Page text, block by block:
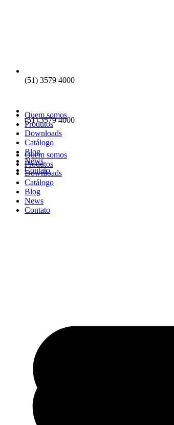
(51) 3579 4000
Quem somos
Produtos
Downloads
Catálogo
Blog
News
Contato
(51) 3579 4000
Quem somos
Produtos
Downloads
Catálogo
Blog
News
Contato